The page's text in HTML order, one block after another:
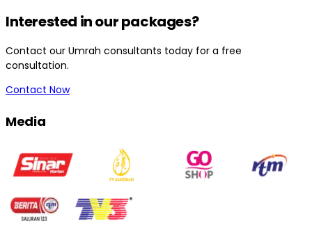
Interested in our packages?
Contact our Umrah consultants today for a free
consultation.
Contact Now
Media